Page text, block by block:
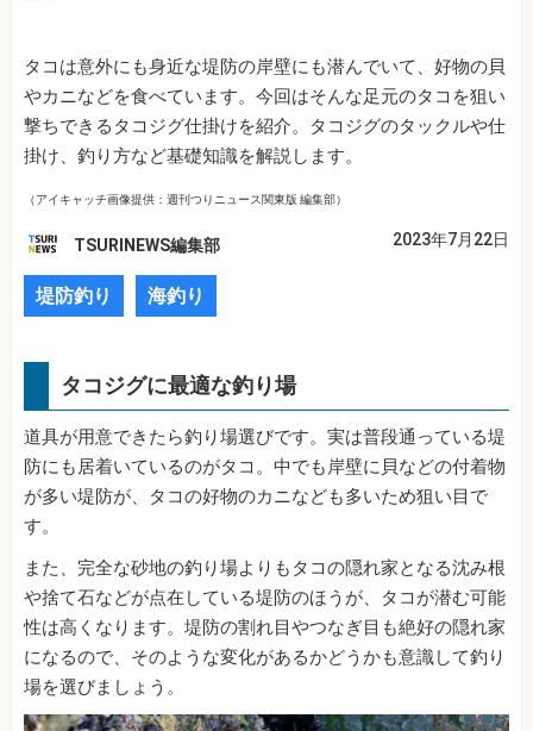
タコは意外にも身近な堤防の岸壁にも潜んでいて、好物の貝
やカニなどを食べています。今回はそんな足元のタコを狙い
撃ちできるタコジグ仕掛けを紹介。タコジグのタックルや仕
掛け、釣り方など基礎知識を解説します。
（アイキャッチ画像提供：週刊つりニュース関東版 編集部）
TSURINEWS編集部 2023年7月22日
堤防釣り 海釣り
タコジグに最適な釣り場
道具が用意できたら釣り場選びです。実は普段通っている堤
防にも居着いているのがタコ。中でも岸壁に貝などの付着物
が多い堤防が、タコの好物のカニなども多いため狙い目で
す。
また、完全な砂地の釣り場よりもタコの隠れ家となる沈み根
や捨て石などが点在している堤防のほうが、タコが潜む可能
性は高くなります。堤防の割れ目やつなぎ目も絶好の隠れ家
になるので、そのような変化があるかどうかも意識して釣り
場を選びましょう。